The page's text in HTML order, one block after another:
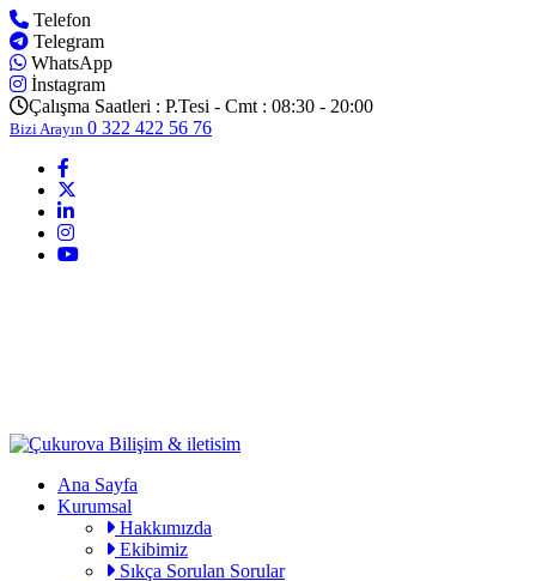
Telefon
Telegram
WhatsApp
İnstagram
Çalışma Saatleri : P.Tesi - Cmt : 08:30 - 20:00
Bizi Arayın 0 322 422 56 76
Ana Sayfa
Kurumsal
Hakkımızda
Ekibimiz
Sıkça Sorulan Sorular